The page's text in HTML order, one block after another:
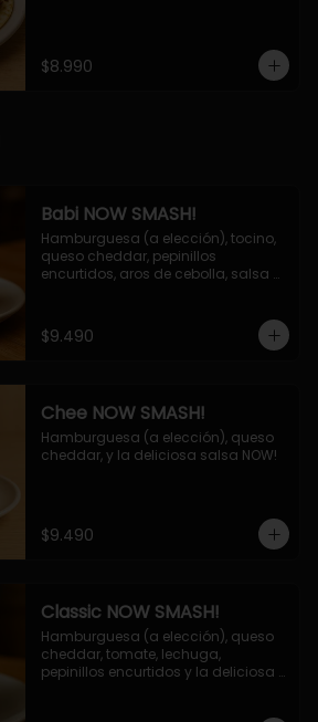
$8.990
Babi NOW SMASH!
Hamburguesa (a elección), tocino,
queso cheddar, pepinillos
encurtidos, aros de cebolla, salsa
$9.490
Chee NOW SMASH!
Hamburguesa (a elección), queso
cheddar, y la deliciosa salsa NOW!
$9.490
Classic NOW SMASH!
Hamburguesa (a elección), queso
cheddar, tomate, lechuga,
pepinillos encurtidos y la deliciosa